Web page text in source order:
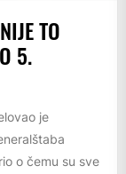
TO
5.
je
o čemu su sve